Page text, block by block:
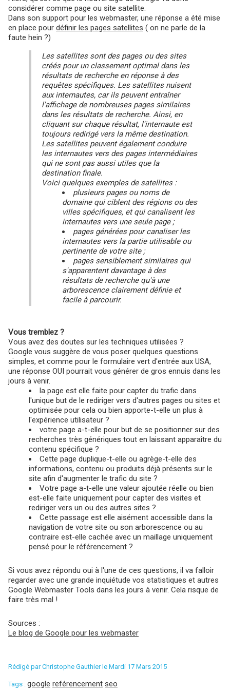
considérer comme page ou site satellite.
Dans son support pour les webmaster, une réponse a été mise
en place pour définir les pages satellites ( on ne parle de la
faute hein ?)
Les satellites sont des pages ou des sites
créés pour un classement optimal dans les
résultats de recherche en réponse à des
requêtes spécifiques. Les satellites nuisent
aux internautes, car ils peuvent entraîner
l'affichage de nombreuses pages similaires
dans les résultats de recherche. Ainsi, en
cliquant sur chaque résultat, l'internaute est
toujours redirigé vers la même destination.
Les satellites peuvent également conduire
les internautes vers des pages intermédiaires
qui ne sont pas aussi utiles que la
destination finale.
Voici quelques exemples de satellites :
plusieurs pages ou noms de
domaine qui ciblent des régions ou des
villes spécifiques, et qui canalisent les
internautes vers une seule page ;
pages générées pour canaliser les
internautes vers la partie utilisable ou
pertinente de votre site ;
pages sensiblement similaires qui
s'apparentent davantage à des
résultats de recherche qu'à une
arborescence clairement définie et
facile à parcourir.
Vous tremblez ?
Vous avez des doutes sur les techniques utilisées ?
Google vous suggère de vous poser quelques questions
simples, et comme pour le formulaire vert d'entrée aux USA,
une réponse OUI pourrait vous générer de gros ennuis dans les
jours à venir.
la page est elle faite pour capter du trafic dans
l'unique but de le rediriger vers d'autres pages ou sites et
optimisée pour cela ou bien apporte-t-elle un plus à
l'expérience utilisateur ?
votre page a-t-elle pour but de se positionner sur des
recherches très génériques tout en laissant apparaître du
contenu spécifique ?
Cette page duplique-t-elle ou agrège-t-elle des
informations, contenu ou produits déjà présents sur le
site afin d'augmenter le trafic du site ?
Votre page a-t-elle une valeur ajoutée réelle ou bien
est-elle faite uniquement pour capter des visites et
rediriger vers un ou des autres sites ?
Cette passage est elle aisément accessible dans la
navigation de votre site ou son arborescence ou au
contraire est-elle cachée avec un maillage uniquement
pensé pour le référencement ?
Si vous avez répondu oui à l'une de ces questions, il va falloir
regarder avec une grande inquiétude vos statistiques et autres
Google Webmaster Tools dans les jours à venir. Cela risque de
faire très mal !
Sources :
Le blog de Google pour les webmaster
Rédigé parChristophe Gauthierle Mardi 17 Mars 2015
Tags : google reférencement seo